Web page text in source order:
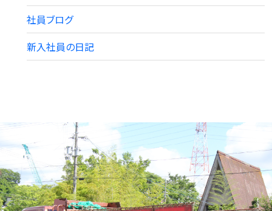
社員ブログ
新入社員の日記